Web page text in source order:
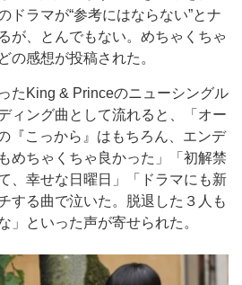
ドラマが“参考にはならない”とナ
が、とんでもない。めちゃくちゃ
の感想が投稿された。
たKing & Princeのニューシングル
ィング曲として流れると、「オー
『こっから』はもちろん、エンデ
めちゃくちゃ良かった」「初解禁
、幸せな日曜日」「ドラマにも新
する曲で泣いた。脱退した３人も
」といった声が寄せられた。